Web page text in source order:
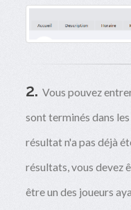
2.Vous pouvez
sont terminés dans
résultat n'a pas déjà
résultats, vous devez
être un des joueurs